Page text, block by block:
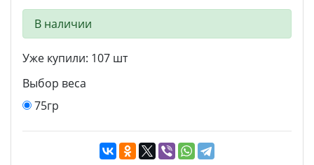
В наличии
Уже купили: 107 шт
Выбор веса
75гр